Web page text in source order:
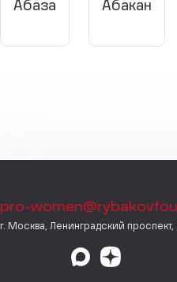
Абаза Абакан
pro-
г. Москва, Ленинградский